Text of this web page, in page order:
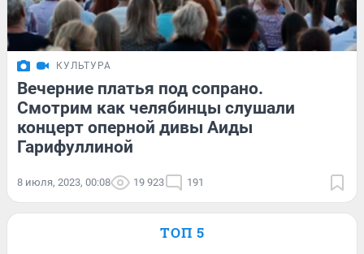
КУЛЬТУРА
Вечерние платья под сопрано.
Смотрим как челябинцы слушали
концерт оперной дивы Аиды
Гарифуллиной
8 июля, 2023, 00:08 19 923 191
ТОП 5